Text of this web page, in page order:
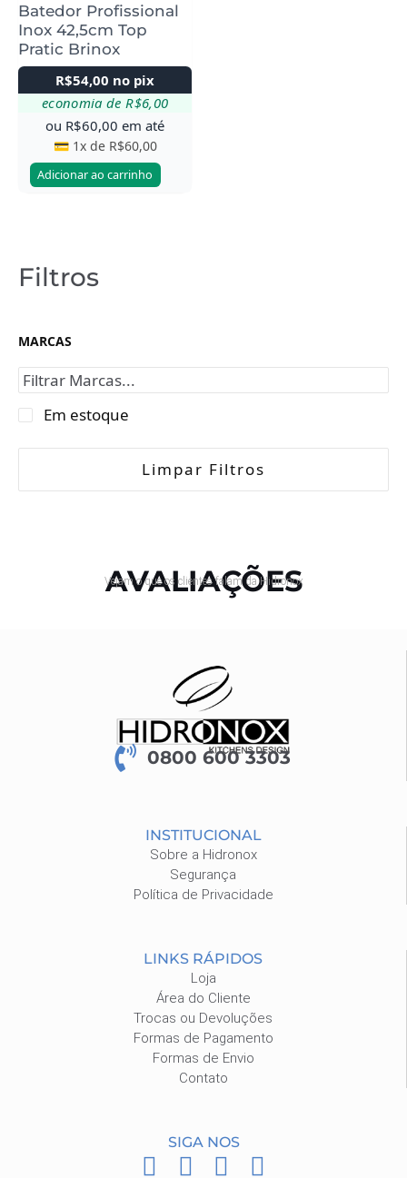
Filtros
MARCAS
Em estoque
Limpar Filtros
Batedor Profissional
Inox 42,5cm Top
Pratic Brinox
R$54,00 no pix
economia de R$6,00
ou R$60,00 em até
💳 1x de R$60,00
Adicionar ao carrinho
AVALIAÇÕES
Vejam o que os clientes falam da Hidronox
0800 600 3303
INSTITUCIONAL
Sobre a Hidronox
Segurança
Política de Privacidade
LINKS RÁPIDOS
Loja
Área do Cliente
Trocas ou Devoluções
Formas de Pagamento
Formas de Envio
Contato
SIGA NOS
F I P W